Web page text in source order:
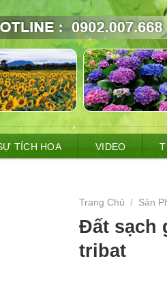
TÍCH HOA VIDEO
Trang Chủ / Sản
Đất sạch
tribat